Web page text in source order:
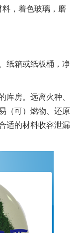
，着色玻璃，磨
纸箱或纸板桶，净
库房。远离火种、
（可）燃物、还原
适的材料收容泄漏